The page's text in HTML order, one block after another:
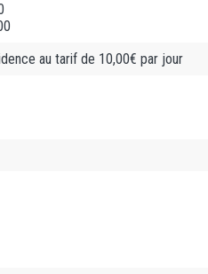
au tarif de 10,00€ par jour